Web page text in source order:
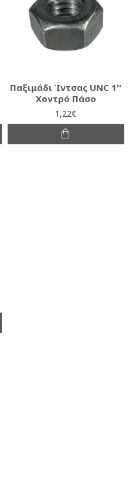
Παξιμάδι Ίντσας UNC 1''
Χοντρό Πάσο
1,22€